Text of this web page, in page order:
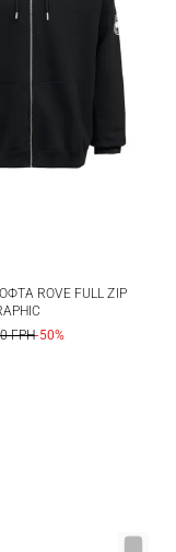
L XL
ROVE FULL ZIP
ГРН-50%